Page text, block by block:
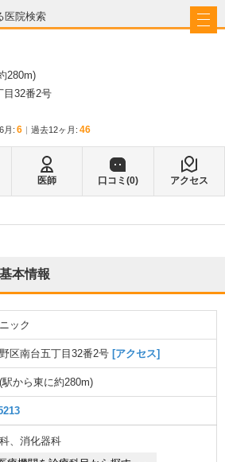
医院検索
280m)
目32番2号
6月 : 6 過去12ヶ月: 46
医師 口コミ(0) アクセス
本情報
ック
区南台五丁目32番2号 [アクセス]
(駅から東に約280m)
、 消化器科